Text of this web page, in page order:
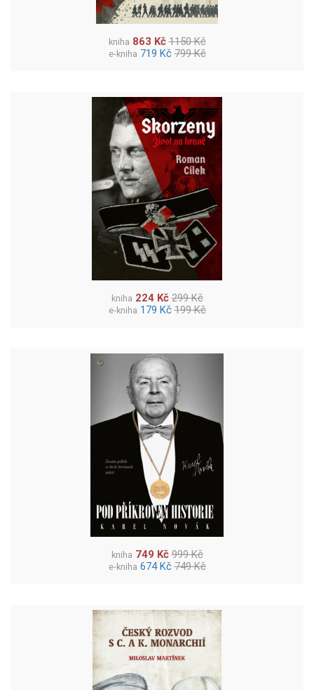
kniha 863 Kč 1150 Kč
e-kniha 719 Kč 799 Kč
kniha 224 Kč 299 Kč
e-kniha 179 Kč 199 Kč
kniha 749 Kč 999 Kč
e-kniha 674 Kč 749 Kč